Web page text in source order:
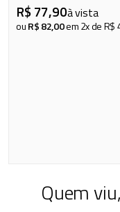
R$ 77,90à vista
ouR$82,00em2x deR$
Quem